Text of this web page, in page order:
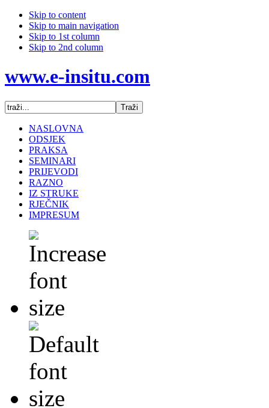
Skip to content
Skip to main navigation
Skip to 1st column
Skip to 2nd column
www.e-insitu.com
NASLOVNA
ODSJEK
PRAKSA
SEMINARI
PRIJEVODI
RAZNO
IZ STRUKE
RJEČNIK
IMPRESUM